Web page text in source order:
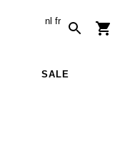
nl fr
SALE